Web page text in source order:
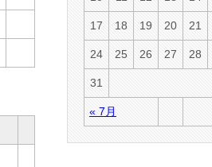
« 7月
17 18 19 20 21
24 25 26 27 28
31